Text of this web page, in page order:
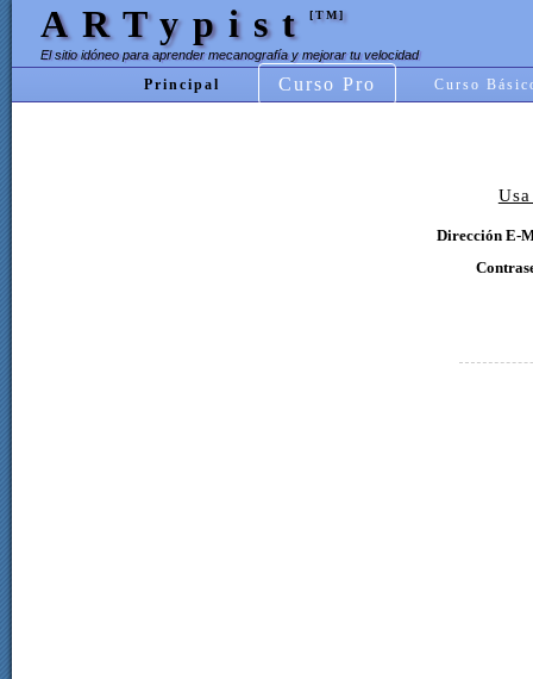
ARTypist [TM]
El sitio idóneo para aprender mecanografía y mejorar tu velocidad
Principal Curso Pro Curso
Dirección E-